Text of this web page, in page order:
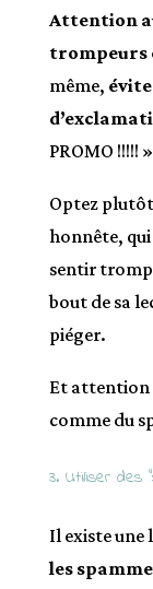
Attention
trompeurs
même,
PROMO !!!!!
Optez
honnête, qui
sentir
bout de sa
piéger.
Et attention
comme du
3. Utiliser des
Il existe une
les